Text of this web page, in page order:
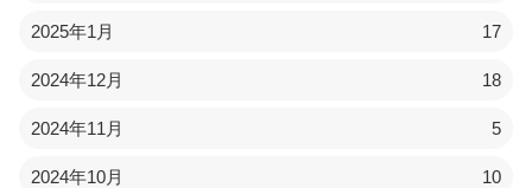
2025年1月 17
2024年12月 18
2024年11月 5
2024年10月 10